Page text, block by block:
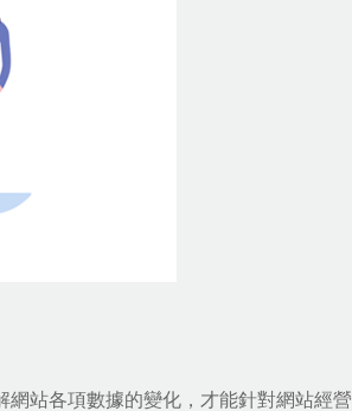
站各項數據的變化，才能針對網站經營